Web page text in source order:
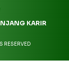
KARIR
RESERVED